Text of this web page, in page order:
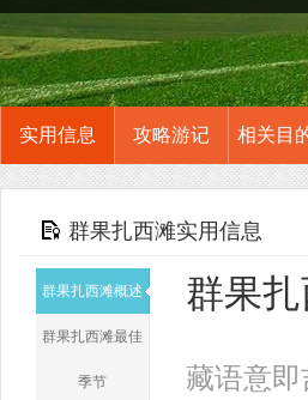
实用信息 攻略游记 相关目
群果扎西滩实用信息
群果扎西滩概述
群果扎西滩最佳
季节
群果
藏语意